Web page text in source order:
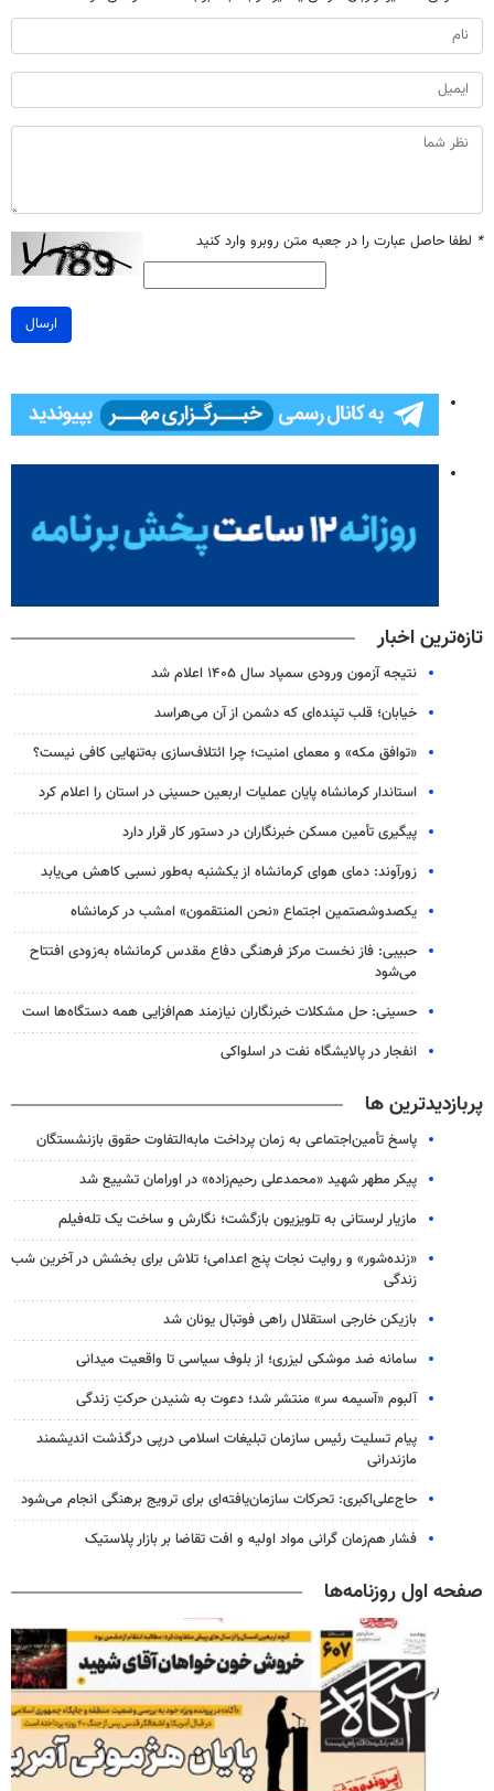
* لطفا حاصل عبارت را در جعبه متن روبرو وارد کنید
ارسال
تازه‌ترین اخبار
نتیجه آزمون ورودی سمپاد سال ۱۴۰۵ اعلام شد
خیابان؛ قلب تپنده‌ای که دشمن از آن می‌هراسد
«توافق مکه» و معمای امنیت؛ چرا ائتلاف‌سازی به‌تنهایی کافی نیست؟
استاندار کرمانشاه پایان عملیات اربعین حسینی در استان را اعلام کرد
پیگیری تأمین مسکن خبرنگاران در دستور کار قرار دارد
زورآوند: دمای هوای کرمانشاه از یکشنبه به‌طور نسبی کاهش می‌یابد
یکصدوشصتمین اجتماع «نحن المنتقمون» امشب در کرمانشاه
حبیبی: فاز نخست مرکز فرهنگی دفاع مقدس کرمانشاه به‌زودی افتتاح
می‌شود
حسینی: حل مشکلات خبرنگاران نیازمند هم‌افزایی همه دستگاه‌ها است
انفجار در پالایشگاه نفت در اسلواکی
پربازدیدترین ها
پاسخ تأمین‌اجتماعی به زمان پرداخت مابه‌التفاوت حقوق بازنشستگان
پیکر مطهر شهید «محمدعلی رحیم‌زاده» در اورامان تشییع شد
مازیار لرستانی به تلویزیون بازگشت؛ نگارش و ساخت یک تله‌فیلم
«زنده‌شور» و روایت نجات پنج اعدامی؛ تلاش برای بخشش در آخرین شب
زندگی
بازیکن خارجی استقلال راهی فوتبال یونان شد
سامانه ضد موشکی لیزری؛ از بلوف سیاسی تا واقعیت میدانی
آلبوم «آسیمه سر» منتشر شد؛ دعوت به شنیدن حرکتِ زندگی
پیام تسلیت رئیس سازمان تبلیغات اسلامی درپی درگذشت اندیشمند
مازندرانی
حاج‌علی‌اکبری: تحرکات سازمان‌یافته‌ای برای ترویج برهنگی انجام می‌شود
فشار هم‌زمان گرانی مواد اولیه و افت تقاضا بر بازار پلاستیک
صفحه اول روزنامه‌ها